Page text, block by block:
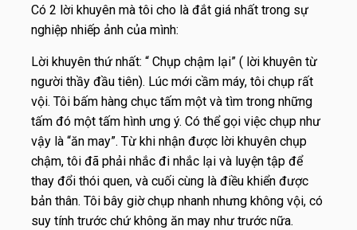
Có 2 lời khuyên mà tôi cho là đắt giá nhất trong sự
nghiệp nhiếp ảnh của mình:
Lời khuyên thứ nhất: “ Chụp chậm lại” ( lời khuyên từ
người thầy đầu tiên). Lúc mới cầm máy, tôi chụp rất
vội. Tôi bấm hàng chục tấm một và tìm trong những
tấm đó một tấm hình ưng ý. Có thể gọi việc chụp như
vậy là “ăn may”. Từ khi nhận được lời khuyên chụp
chậm, tôi đã phải nhắc đi nhắc lại và luyện tập để
thay đổi thói quen, và cuối cùng là điều khiển được
bản thân. Tôi bây giờ chụp nhanh nhưng không vội, có
suy tính trước chứ không ăn may như trước nữa.